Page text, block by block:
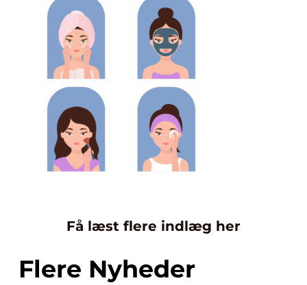
Få læst flere indlæg her
Flere Nyheder